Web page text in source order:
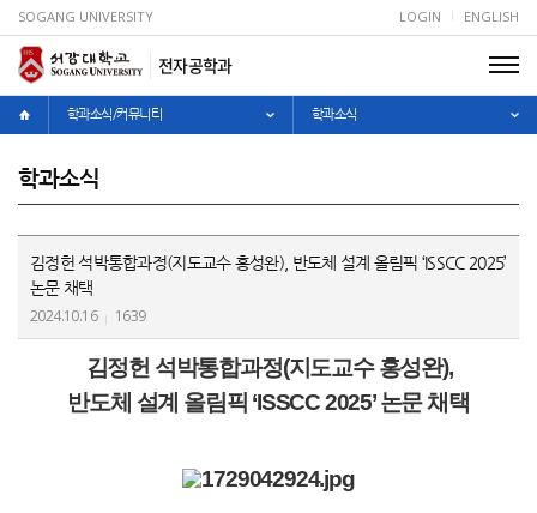
SOGANG UNIVERSITY LOGIN ENGLISH
전자공학과
학과소식/커뮤니티 학과소식
학과소식
김정헌 석박통합과정(지도교수 홍성완), 반도체 설계 올림픽 ‘ISSCC 2025’
논문 채택
2024.10.16 1639
김정헌 석박통합과정(지도교수 홍성완),
반도체 설계 올림픽 ‘ISSCC 2025’논문 채택